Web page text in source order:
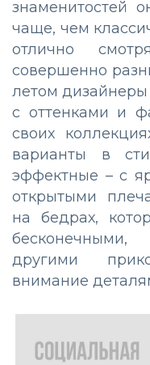
знаменитостей
чаще, чем
отлично
совершенно
летом
с оттенками и
своих
варианты в
эффектные – с
открытыми
на бедрах,
другими
внимание